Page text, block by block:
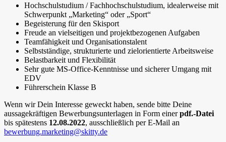
Hochschulstudium / Fachhochschulstudium, idealerweise mit
Schwerpunkt „Marketing“ oder „Sport“
Begeisterung für den Skisport
Freude an vielseitigen und projektbezogenen Aufgaben
Teamfähigkeit und Organisationstalent
Selbstständige, strukturierte und zielorientierte Arbeitsweise
Belastbarkeit und Flexibilität
Sehr gute MS-Office-Kenntnisse und sicherer Umgang mit
EDV
Führerschein Klasse B
Wenn wir Dein Interesse geweckt haben, sende bitte Deine
aussagekräftigen Bewerbungsunterlagen in Form einerpdf.-Datei
bis spätestens 12.08.2022, ausschließlich per E-Mail an
bewerbung.marketing@skitty.de